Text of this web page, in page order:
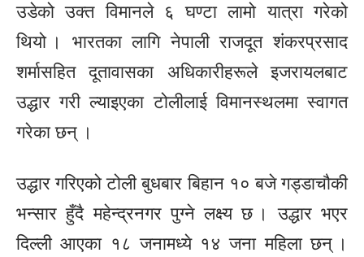
उडेको उक्त विमानले ६ घण्टा लामो यात्रा गरेको
थियो । भारतका लागि नेपाली राजदूत शंकरप्रसाद
शर्मासहित दूतावासका अधिकारीहरूले इजरायलबाट
उद्धार गरी ल्याइएका टोलीलाई विमानस्थलमा स्वागत
गरेका छन् ।
उद्धार गरिएको टोली बुधबार बिहान १० बजे गड्डाचौकी
भन्सार हुँदै महेन्द्रनगर पुग्ने लक्ष्य छ । उद्धार भएर
दिल्ली आएका १८ जनामध्ये १४ जना महिला छन् ।